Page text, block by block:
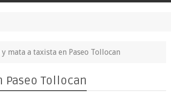
mata a taxista en Paseo Tollocan
Paseo Tollocan